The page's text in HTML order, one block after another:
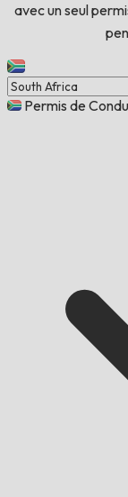
avec un seul
Permis de